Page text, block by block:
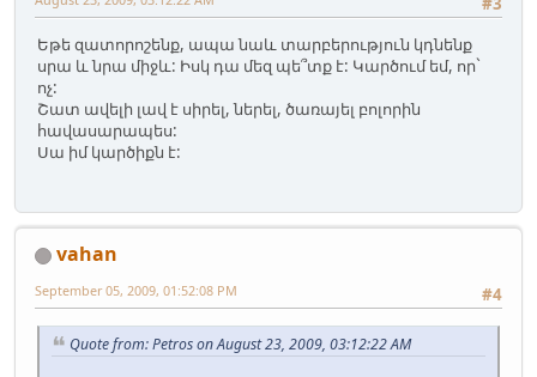
Եթե զատորոշենք, ապա նաև տարբերություն կդնենք
սրա և նրա միջև: Իսկ դա մեզ պե՞տք է: Կարծում եմ, որ`
ոչ:
Շատ ավելի լավ է սիրել, ներել, ծառայել բոլորին
հավասարապես:
Սա իմ կարծիքն է:
vahan
#4
September 05, 2009, 01:52:08 PM
Quote from: Petros on August 23, 2009, 03:12:22 AM